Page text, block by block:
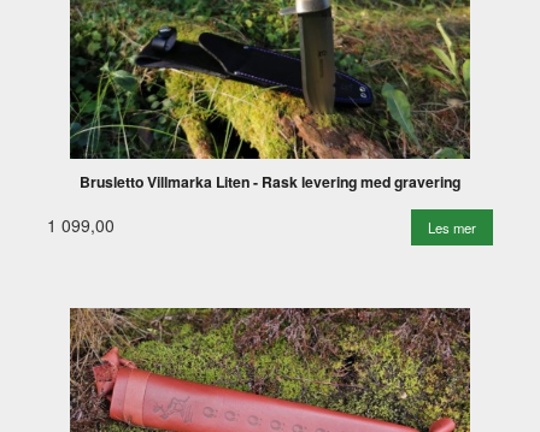
Brusletto Villmarka Liten - Rask levering med gravering
1 099,00 Les mer